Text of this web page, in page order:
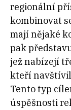
regionální
kombinovat
mají nějaké
pak
jež nabízejí
kteří
Tento typ
úspěšnosti